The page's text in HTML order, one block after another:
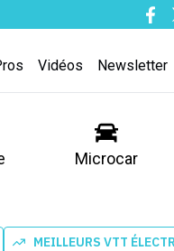
Vidéos Newsletter
Microcar
MEILLEURS VTT